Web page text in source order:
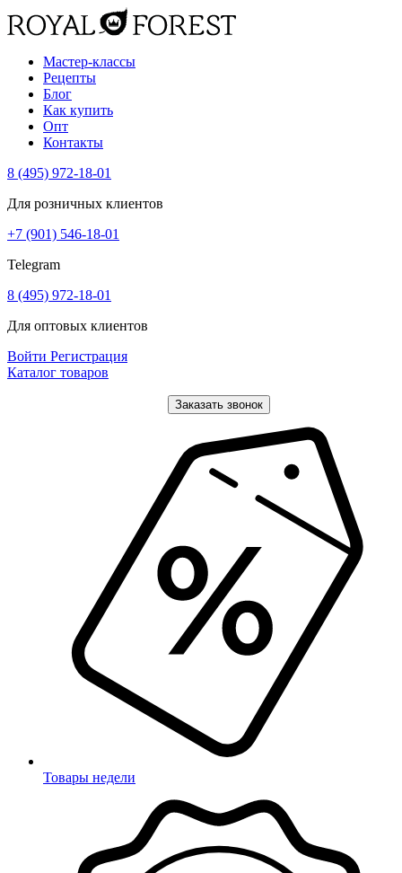
Мастер-классы
Рецепты
Блог
Как купить
Опт
Контакты
8 (495) 972-18-01
Для розничных клиентов
+7 (901) 546-18-01
Telegram
8 (495) 972-18-01
Для оптовых клиентов
Войти Регистрация
Каталог товаров
Заказать звонок
Товары недели